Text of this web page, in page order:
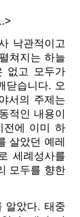
낙관적이고
쳐지는 하늘
없고 모두가
닫습니다. 오
서의 주제는
적인 내용이
전에 이미 하
살았던 예레
세례성사를
모두를 향한
알았다. 태중